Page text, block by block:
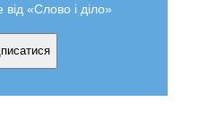
«Слово і діло»